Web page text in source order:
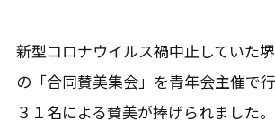
新型コロナウイルス禍中止していた
の「合同賛美集会」を青年会主催で
３１名による賛美が捧げられました